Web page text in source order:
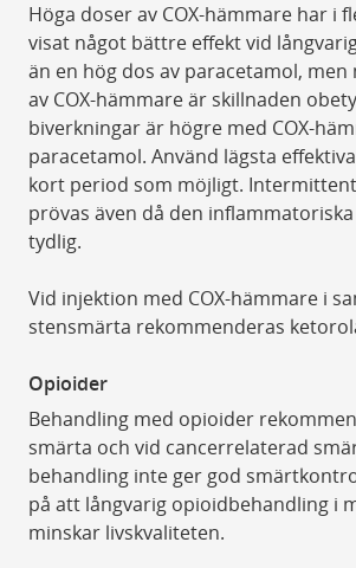
Höga doser av COX-hämmare har i
visat något bättre effekt vid
än en hög dos av paracetamol,
av COX-hämmare är skillnaden
biverkningar är högre med COX-
paracetamol. Använd lägsta
kort period som möjligt.
prövas även då den
tydlig.
Vid injektion med COX-hämmare i
stensmärta rekommenderas
Opioider
Behandling med opioider
smärta och vid cancerrelaterad
behandling inte ger god
på att långvarig opioidbehandling i
minskar livskvaliteten.